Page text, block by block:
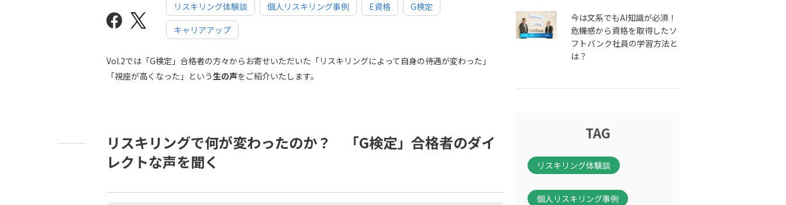
リスキリング体験談 個人リスキリング事例 E資格
G検定
キャリアアップ
Vol.2では「G検定」合格者の方々からお寄せいただいた「リスキリングによって自身の待遇が変わった」
「視座が高くなった」という生の声をご紹介いたします。
リスキリングで何が変わったのか？ 「G検定」合格者のダイ
レクトな声を聞く
今は文系でもAI知識が必須！
危機感から資格を取得したソ
フトバンク社員の学習方法と
は？
TAG
リスキリング体験談
個人リスキリング事例